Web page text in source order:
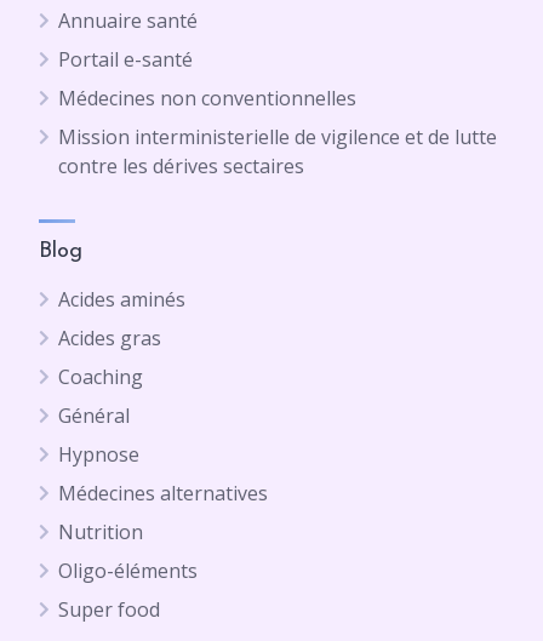
Annuaire santé
Portail e-santé
Médecines non conventionnelles
Mission interministerielle de vigilence et de lutte
contre les dérives sectaires
Blog
Acides aminés
Acides gras
Coaching
Général
Hypnose
Médecines alternatives
Nutrition
Oligo-éléments
Super food